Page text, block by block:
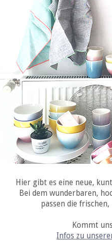
Hier gibt es eine neue,
Bei dem wunderbaren,
passen die
Kommt
Infos zu